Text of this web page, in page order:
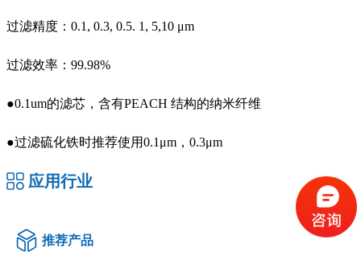
过滤精度：0.1, 0.3, 0.5. 1, 5,10 μm
过滤效率：99.98%
●0.1um的滤芯，含有PEACH 结构的纳米纤维
●过滤硫化铁时推荐使用0.1μm，0.3μm
应用行业
推荐产品